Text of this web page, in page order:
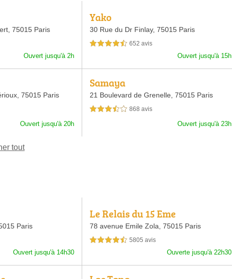
75015 Paris
Ouvert jusqu'à 2h
Yako
30 Rue du Dr Finlay, 75015 Paris
4,5 étoiles sur 5 652 avis
Ouvert jusqu'à 15h
75015 Paris
Ouvert jusqu'à 20h
Samaya
21 Boulevard de Grenelle, 75015 Paris
3,5 étoiles sur 5 868 avis
Ouvert jusqu'à 23h
tout
Paris
Ouvert jusqu'à 14h30
Le Relais du 15 Eme
78 avenue Emile Zola, 75015 Paris
4,5 étoiles sur 5 5805 avis
Ouverte jusqu'à 22h30